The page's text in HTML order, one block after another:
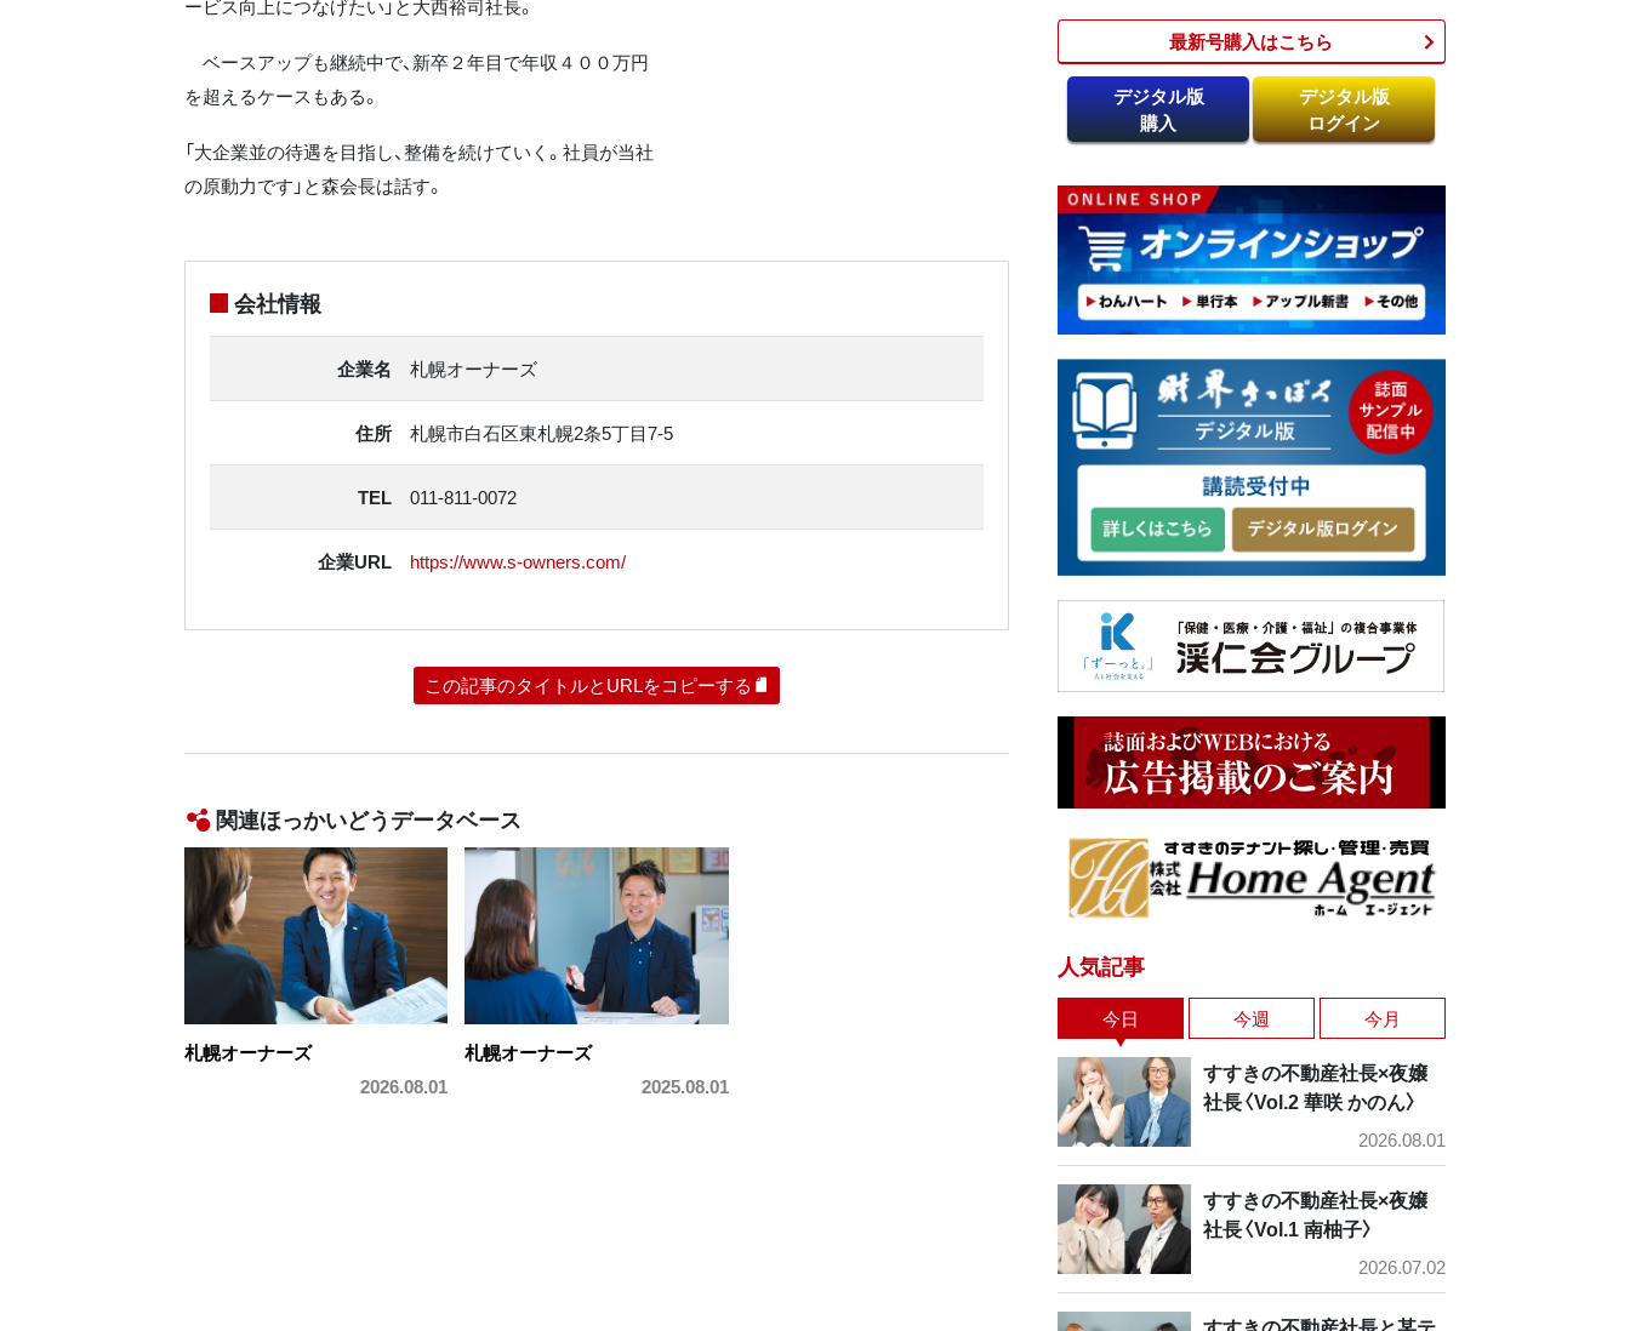
ービス向上につなげたい」と大西裕司社長。
ベースアップも継続中で、新卒２年目で年収４００万円
を超えるケースもある。
「大企業並の待遇を目指し、整備を続けていく。社員が当社
の原動力です」と森会長は話す。
会社情報
企業名 札幌オーナーズ
住所 札幌市白石区東札幌2条5丁目7-5
TEL 011-811-0072
企業URL https://www.s-owners.com/
この記事のタイトルとURLをコピーする
関連ほっかいどうデータベース
札幌オーナーズ
2026.08.01
札幌オーナーズ
2025.08.01
最新号購入はこちら​
デジタル版
購入
デジタル版
ログイン
人気記事
今日 今週 今月
すすきの不動産社長×夜嬢
社長〈Vol.2 華咲 かのん〉
2026.08.01
すすきの不動産社長×夜嬢
社長〈Vol.1 南柚子〉
2026.07.02